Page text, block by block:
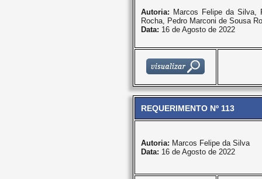
Autoria: Marcos Felipe da Silva,
Rocha, Pedro Marconi de Sousa
Data: 16 de Agosto de 2022
REQUERIMENTO Nº 113
Autoria: Marcos Felipe da Silva
Data: 16 de Agosto de 2022